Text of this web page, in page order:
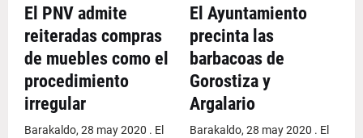
El PNV admite
reiteradas compras
de muebles como el
procedimiento
irregular
Barakaldo, 28 may 2020 . El
El Ayuntamiento
precinta las
barbacoas de
Gorostiza y
Argalario
Barakaldo, 28 may 2020 . El